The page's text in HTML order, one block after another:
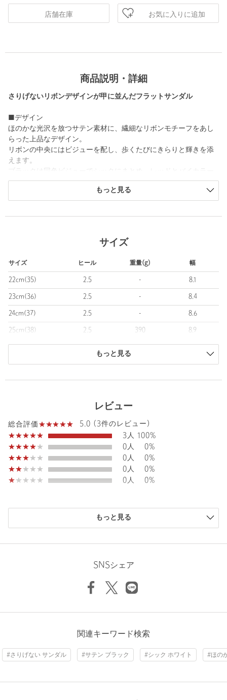
店舗在庫 お気に入りに追加
商品説明・詳細
さりげないリボンデザインが甲に並んだフラットサンダル
■デザイン
ほのかな光沢を放つサテン素材に、繊細なリボンモチーフをあし
らった上品なデザイン。
リボンの中央にはビジューを配し、歩くたびにきらりと輝きを添
えます。
はクリアビジューで華やかさをプラス。
カラーごとに異なる表情を楽しめる一足です。
■素材
るデザイン。
リラックス感のある春夏のワンピーススタイルにはもちろん、き
れいめカジュアルの外しアイテムとしても活躍します。
・その他１カラーはブラックのボディにホワイトのリボンです。
【注意事項】
※商品に「取り扱い上の注意書き」、「洗濯表示」がございます
場合は、使用前に必ずご確認ください。
※商品画像は、光の当たり具合やパソコンなどの閲覧環境によ
箱や付属品は計測に含まれません。
※商品に不良が無い場合、包装紙および箱の破損がございまして
も発送いたします。あらかじめご了承ください。
※画像の商品はサンプルです。実際の商品と色味、仕様、加工、
サイズ、素材等が若干異なる場合がございます。
で下記の品名/品番をお申し付けください。
対象商品
裾上げ 対象外商品 裾上げについて
WOMEN
カテゴリー シューズ | サンダル
素材
もっと見る
サイズ
サイズ ヒール 重量(g) 幅
22cm(35) 2.5 - 8.1
23cm(36) 2.5 - 8.4
24cm(37) 2.5 - 8.6
25cm(38) 2.5 390 8.9
商品は、独自の採寸方法により採寸されています。
もっと見る
レビュー
総合評価
5.0 (3件のレビュー)
3人 100%
0人
0%
0人
0%
0人
0%
0人
0%
ニックネーム： むさし
購入サイズ：23cm(36)
｜
購入カラー：RED
もっと見る
SNSシェア
関連キーワード検索
#さりげない サンダル #サテン ブラック #シック ホワイト #ほの